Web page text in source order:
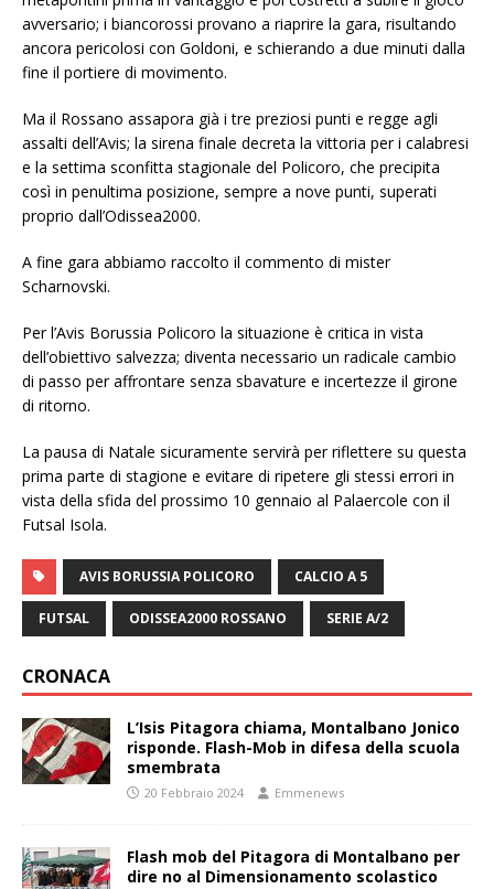
avversario; i biancorossi provano a riaprire la gara, risultando
ancora pericolosi con Goldoni, e schierando a due minuti dalla
fine il portiere di movimento.
Ma il Rossano assapora già i tre preziosi punti e regge agli
assalti dell’Avis; la sirena finale decreta la vittoria per i calabresi
e la settima sconfitta stagionale del Policoro, che precipita
così in penultima posizione, sempre a nove punti, superati
proprio dall’Odissea2000.
A fine gara abbiamo raccolto il commento di mister
Scharnovski.
Per l’Avis Borussia Policoro la situazione è critica in vista
dell’obiettivo salvezza; diventa necessario un radicale cambio
di passo per affrontare senza sbavature e incertezze il girone
di ritorno.
La pausa di Natale sicuramente servirà per riflettere su questa
prima parte di stagione e evitare di ripetere gli stessi errori in
vista della sfida del prossimo 10 gennaio al Palaercole con il
Futsal Isola.
AVIS BORUSSIA POLICORO CALCIO A 5
FUTSAL ODISSEA2000 ROSSANO SERIE A/2
CRONACA
L’Isis Pitagora chiama, Montalbano Jonico
risponde. Flash-Mob in difesa della scuola
smembrata
20 Febbraio 2024 Emmenews
Flash mob del Pitagora di Montalbano per
dire no al Dimensionamento scolastico